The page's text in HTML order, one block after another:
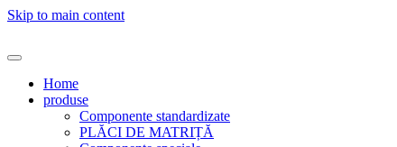
Skip to main content
Home
produse
Componente standardizate
PLĂCI DE MATRIȚĂ